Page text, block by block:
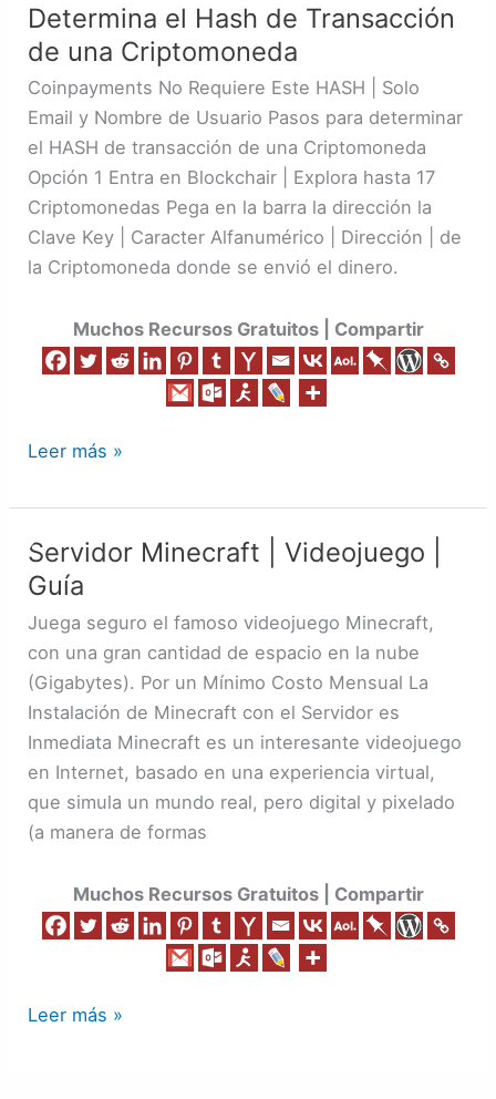
Determina el Hash de Transacción
de una Criptomoneda
Coinpayments No Requiere Este HASH | Solo
Email y Nombre de Usuario Pasos para determinar
el HASH de transacción de una Criptomoneda
Opción 1 Entra en Blockchair | Explora hasta 17
Criptomonedas Pega en la barra la dirección la
Clave Key | Caracter Alfanumérico | Dirección | de
la Criptomoneda donde se envió el dinero.
Muchos Recursos Gratuitos | Compartir
Hash
de
Transacción
de
una
Criptomoneda
Leer más »
Servidor Minecraft | Videojuego |
Guía
Juega seguro el famoso videojuego Minecraft,
con una gran cantidad de espacio en la nube
(Gigabytes). Por un Mínimo Costo Mensual La
Instalación de Minecraft con el Servidor es
Inmediata Minecraft es un interesante videojuego
en Internet, basado en una experiencia virtual,
que simula un mundo real, pero digital y pixelado
(a manera de formas
Muchos Recursos Gratuitos | Compartir
Servidor
Minecraft
Videojuego
|
Guía
Leer más »